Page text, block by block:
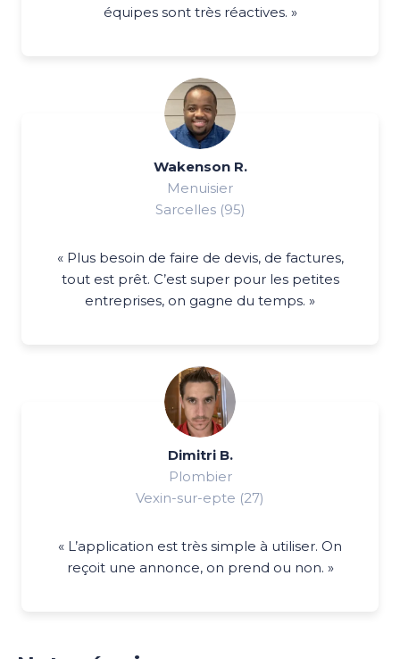
équipes sont très réactives. »
Wakenson R.
Menuisier
Sarcelles (95)
« Plus besoin de faire de devis, de factures,
tout est prêt. C’est super pour les petites
entreprises, on gagne du temps. »
Dimitri B.
Plombier
Vexin-sur-epte (27)
« L’application est très simple à utiliser. On
reçoit une annonce, on prend ou non. »